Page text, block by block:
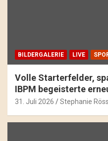
BILDERGALERIE LIVE
Volle Starterfelder,
IBPM begeisterte
31. Juli 2026 Stephanie